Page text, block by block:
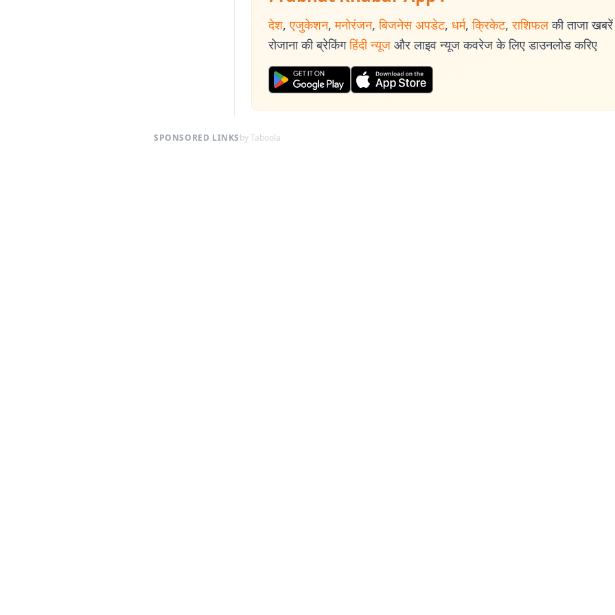
देश, एजुकेशन, मनोरंजन, बिजनेस अपडेट, धर्म, क्रिकेट, राशिफल की ताजा
रोजाना की ब्रेकिंग हिंदी न्यूज और लाइव न्यूज कवरेज के लिए डाउनलोड करिए
SPONSORED LINKSby Taboola